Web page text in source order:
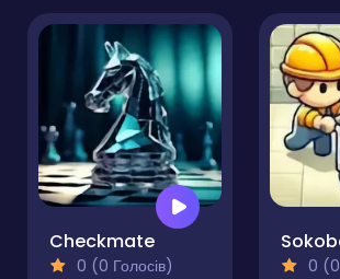
Checkmate
0 (0 Голосів) 0 (0